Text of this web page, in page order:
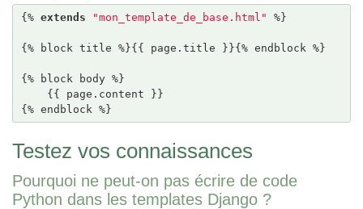
{% extends "mon_template_de_base.html" %}
{% block title %}{{ page.title }}{% endblock %}
{% block body %}
Testez vos connaissances
Pourquoi ne peut-on pas écrire de code
Python dans les templates Django ?